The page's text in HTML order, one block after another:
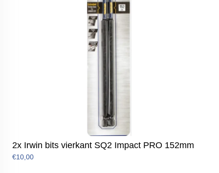
2x Irwin bits vierkant SQ2 Impact PRO 152mm
€10,00